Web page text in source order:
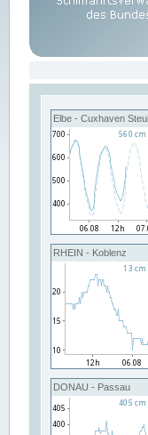
Elbe - Cuxhaven
RHEIN - Koblenz
DONAU - Passau